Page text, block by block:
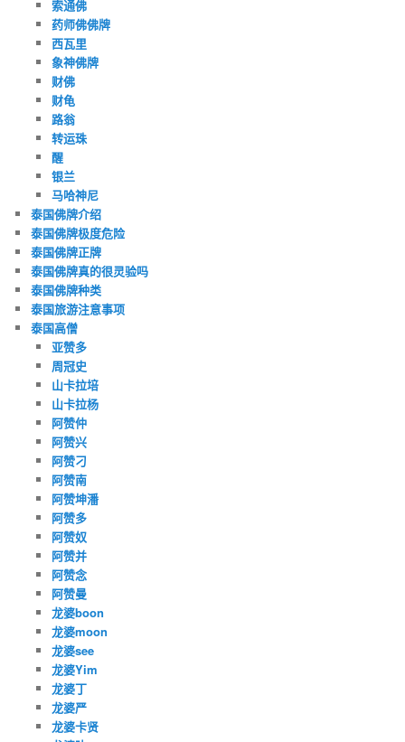
索通佛
药师佛佛牌
西瓦里
象神佛牌
财佛
财龟
路翁
转运珠
醒
银兰
马哈神尼
泰国佛牌介绍
泰国佛牌极度危险
泰国佛牌正牌
泰国佛牌真的很灵验吗
泰国佛牌种类
泰国旅游注意事项
泰国高僧
亚赞多
周冠史
山卡拉培
山卡拉杨
阿赞仲
阿赞兴
阿赞刁
阿赞南
阿赞坤潘
阿赞多
阿赞奴
阿赞并
阿赞念
阿赞曼
龙婆boon
龙婆moon
龙婆see
龙婆Yim
龙婆丁
龙婆严
龙婆卡贤